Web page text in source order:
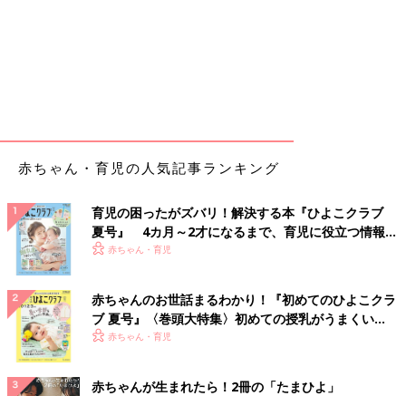
赤ちゃん・育児の人気記事ランキング
育児の困ったがズバリ！解決する本『ひよこクラブ
夏号』 4カ月～2才になるまで、育児に役立つ情報が
いっぱい！
赤ちゃん・育児
赤ちゃんのお世話まるわかり！『初めてのひよこクラ
ブ 夏号』〈巻頭大特集〉初めての授乳がうまくい
く！ おっぱい・ミルクの基本と夏のトラブル 解決テ
赤ちゃん・育児
赤ちゃんが生まれたら！2冊の「たまひよ」